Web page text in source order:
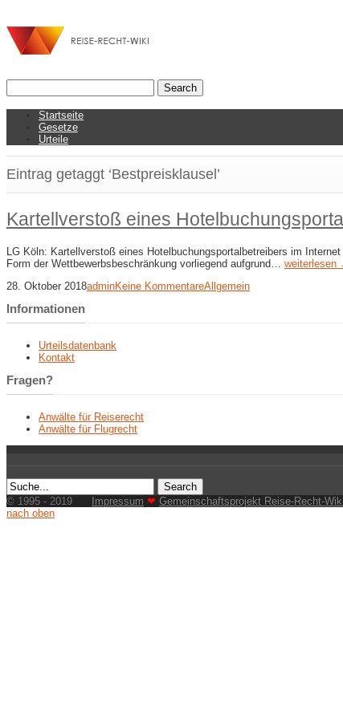
Startseite
Gesetze
Urteile
Eintrag getaggt ‘Bestpreisklausel’
Kartellverstoß eines
LG Köln: Kartellverstoß eines Hotelbuchungsportalbetreibers im
Form der Wettbewerbsbeschränkung vorliegend aufgrund… weiterlesen
28. Oktober 2018adminKeine KommentareAllgemein
Informationen
Urteilsdatenbank
Kontakt
Fragen?
Anwälte für Reiserecht
Anwälte für Flugrecht
© 1995 - 2019 Impressum ❤ Gemeinschaftsprojekt Reise-Recht-
nach oben